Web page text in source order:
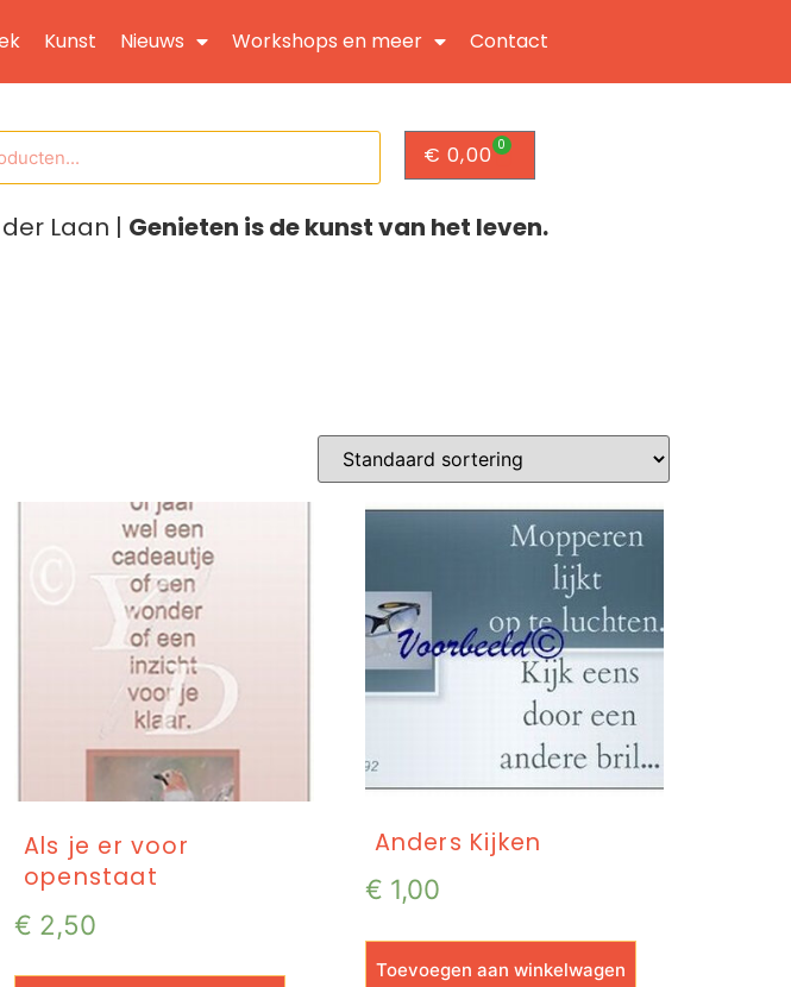
Kunst Nieuws Workshops en meer Contact
€ 0,00 0
Laan | Genieten is de kunst van het leven.
Als je er voor
openstaat
€ 2,50
Anders Kijken
€ 1,00
Toevoegen aan winkelwagen